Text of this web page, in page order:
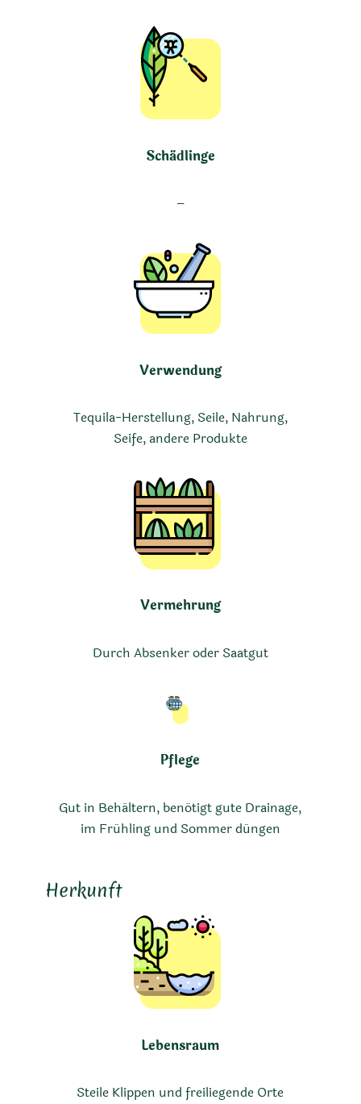
Schädlinge
–
Verwendung
Tequila-Herstellung, Seile, Nahrung,
Seife, andere Produkte
Vermehrung
Durch Absenker oder Saatgut
Pflege
Gut in Behältern, benötigt gute Drainage,
im Frühling und Sommer düngen
Herkunft
Lebensraum
Steile Klippen und freiliegende Orte